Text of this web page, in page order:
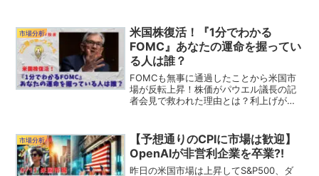
ァーゴの決算発表は好感されて、金融セ
クター...
市場分析
米国株復活！『1分でわかる
FOMC』あなたの運命を握ってい
る人は誰？
FOMCも無事に通過したことから米国市
場が反転上昇！株価がパウエル議長の記
者会見で救われた理由とは？利上げが開
場は上昇を続けるのか？
市場分析
【予想通りのCPIに市場は歓迎】
OpenAIが非営利企業を卒業?!
昨日の米国市場は上昇してS&P500、ダ